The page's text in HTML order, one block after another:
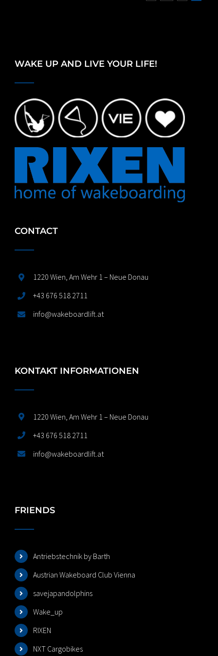
WAKE UP AND LIVE YOUR LIFE!
CONTACT
1220 Wien, Am Wehr 1 – Neue Donau
+43 676 518 2711
info@wakeboardlift.at
KONTAKT INFORMATIONEN
1220 Wien, Am Wehr 1 – Neue Donau
+43 676 518 2711
info@wakeboardlift.at
FRIENDS
Antriebstechnik by Barth
Austrian Wakeboard Club Vienna
savejapandolphins
Wake_up
RIXEN
NXT Cargobikes